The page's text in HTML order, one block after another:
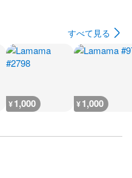
すべて見る
¥1,000 ¥1,000